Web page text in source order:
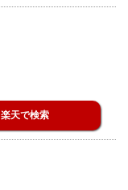
楽天で検索